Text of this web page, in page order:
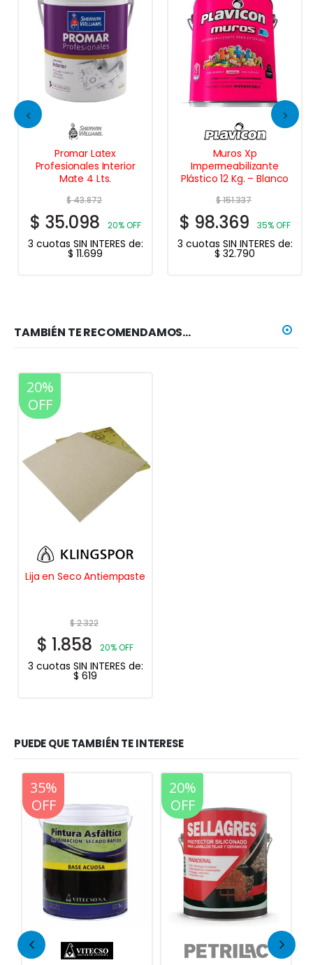
Promar Latex
Profesionales Interior
Mate 4 Lts.
$43.872
$ 35.098 20% OFF
3 cuotas SIN INTERES de:
$ 11.699
Muros Xp
Impermeabilizante
Plástico 12 Kg. – Blanco
$151.337
$ 98.369 35% OFF
3 cuotas SIN INTERES de:
$ 32.790
TAMBIÉN TE RECOMENDAMOS…
20%
OFF
Lija en Seco Antiempaste
$2.322
$ 1.858 20% OFF
3 cuotas SIN INTERES de:
$ 619
PUEDE QUE TAMBIÉN TE INTERESE
20%
OFF
20%
OFF